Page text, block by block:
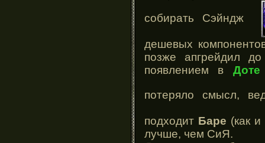
собирать Сэйндж
дешевых
позже апгрейдил
появлением в Доте
потеряло смысл,
подходит Баре (как
лучше, чем СиЯ.